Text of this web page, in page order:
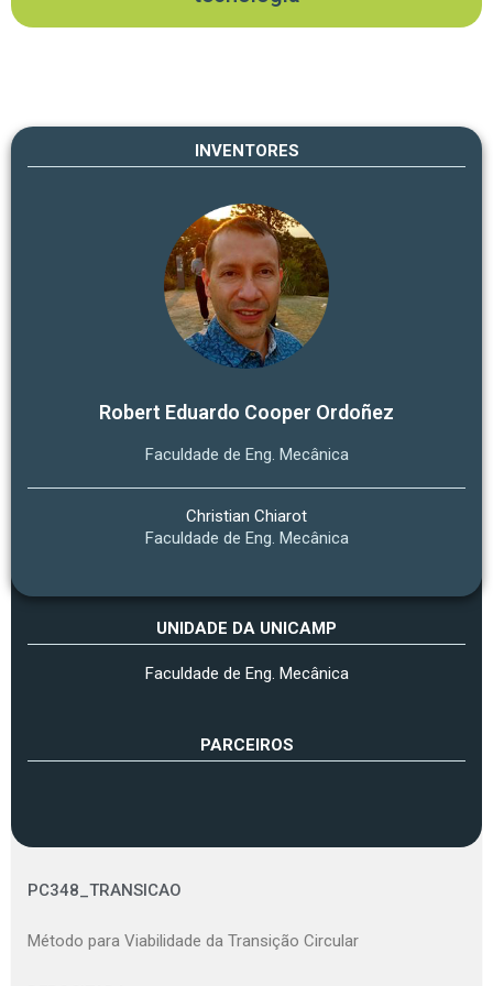
INVENTORES
Robert Eduardo Cooper Ordoñez
Faculdade de Eng. Mecânica
Christian Chiarot
Faculdade de Eng. Mecânica
UNIDADE DA UNICAMP
Faculdade de Eng. Mecânica
PARCEIROS
PC348_TRANSICAO
Método para Viabilidade da Transição Circular